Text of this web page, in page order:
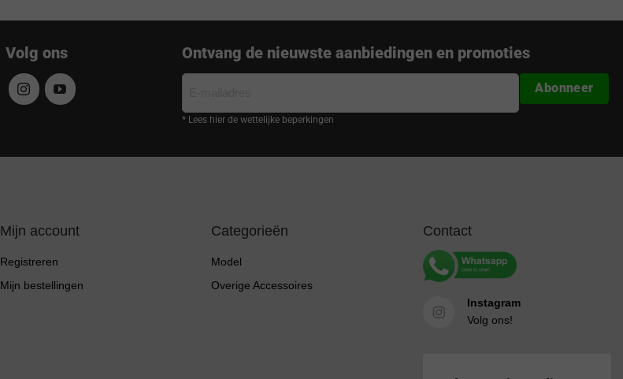
Volg ons Ontvang de nieuwste aanbiedingen en promoties
* Lees hier de wettelijke beperkingen
Abonneer
Mijn account
Registreren
Mijn bestellingen
Categorieën
Model
Overige Accessoires
Contact
Instagram
Volg ons!